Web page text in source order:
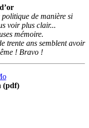
de manière si
voir plus clair...
mémoire.
trente ans semblent avoir
! Bravo !
(pdf)